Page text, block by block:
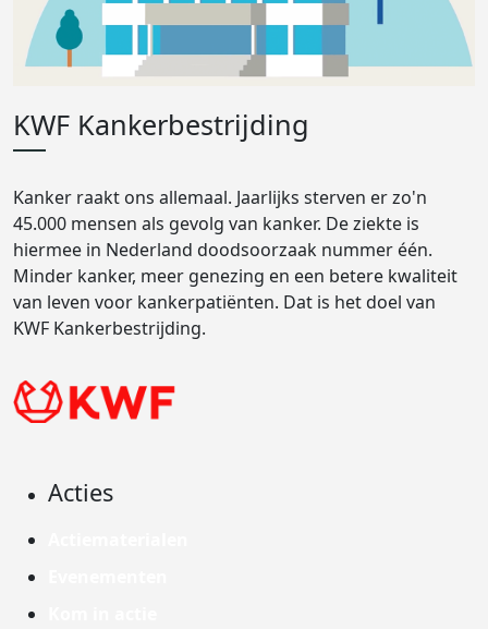
KWF Kankerbestrijding
Kanker raakt ons allemaal. Jaarlijks sterven er zo'n
45.000 mensen als gevolg van kanker. De ziekte is
hiermee in Nederland doodsoorzaak nummer één.
Minder kanker, meer genezing en een betere kwaliteit
van leven voor kankerpatiënten. Dat is het doel van
KWF Kankerbestrijding.
Acties